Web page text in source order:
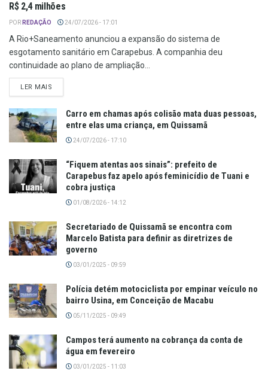
R$ 2,4 milhões
POR REDAÇÃO 24/07/2026 - 17:01
A Rio+Saneamento anunciou a expansão do sistema de
esgotamento sanitário em Carapebus. A companhia deu
continuidade ao plano de ampliação...
LER MAIS
Carro em chamas após colisão mata duas pessoas,
entre elas uma criança, em Quissamã
24/07/2026 - 17:10
“Fiquem atentas aos sinais”: prefeito de
Carapebus faz apelo após feminicídio de Tuani e
cobra justiça
01/08/2026 - 14:12
Secretariado de Quissamã se encontra com
Marcelo Batista para definir as diretrizes de
governo
03/01/2025 - 09:59
Polícia detém motociclista por empinar veículo no
bairro Usina, em Conceição de Macabu
05/11/2025 - 09:49
Campos terá aumento na cobrança da conta de
água em fevereiro
03/01/2025 - 11:03